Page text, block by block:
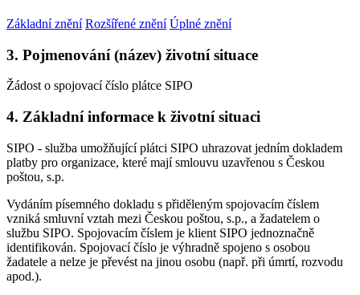
Základní znění Rozšířené znění Úplné znění
3. Pojmenování (název) životní situace
Žádost o spojovací číslo plátce SIPO
4. Základní informace k životní situaci
SIPO - služba umožňující plátci SIPO uhrazovat jedním dokladem
platby pro organizace, které mají smlouvu uzavřenou s Českou
poštou, s.p.
Vydáním písemného dokladu s přiděleným spojovacím číslem
vzniká smluvní vztah mezi Českou poštou, s.p., a žadatelem o
službu SIPO. Spojovacím číslem je klient SIPO jednoznačně
identifikován. Spojovací číslo je výhradně spojeno s osobou
žadatele a nelze je převést na jinou osobu (např. při úmrtí, rozvodu
apod.).